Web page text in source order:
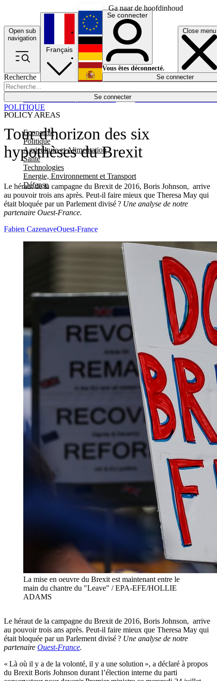
Ga naar de hoofdinhoud
Open sub
navigation
Close menu
Recherche
Se connecter
POLICY AREAS
Economie
Politique
Agriculture et Alimentation
Santé
Technologies
Energie, Environnement et Transport
Défense
Économie
Français
English
Deutsch
Español
Se connecter
Vous êtes déconnecté.
Se connecter
Tour d'horizon des six
hypothèses du Brexit
Le héraut de la campagne du Brexit de 2016, Boris Johnson, arrive
au pouvoir trois ans après. Peut-il faire mieux que Theresa May qui
était bloquée par un Parlement divisé ? Une analyse de notre
partenaire Ouest-France.
POLITIQUE
Fabien CazenaveOuest-France
La mise en oeuvre du Brexit est maintenant entre le
main du chantre du "Leave" / EPA-EFE/HOLLIE
ADAMS
Le héraut de la campagne du Brexit de 2016, Boris Johnson, arrive
au pouvoir trois ans après. Peut-il faire mieux que Theresa May qui
était bloquée par un Parlement divisé ? Une analyse de notre
partenaire Ouest-France.
« Là où il y a de la volonté, il y a une solution », a déclaré à propos
du Brexit Boris Johnson durant l’élection interne du parti